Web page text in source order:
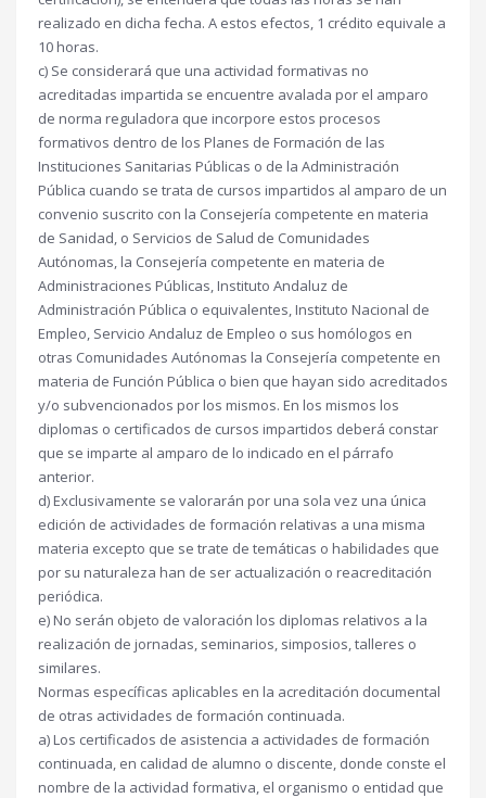
realizado en dicha fecha. A estos efectos, 1 crédito equivale a
10 horas.
c) Se considerará que una actividad formativas no
acreditadas impartida se encuentre avalada por el amparo
de norma reguladora que incorpore estos procesos
formativos dentro de los Planes de Formación de las
Instituciones Sanitarias Públicas o de la Administración
Pública cuando se trata de cursos impartidos al amparo de un
convenio suscrito con la Consejería competente en materia
de Sanidad, o Servicios de Salud de Comunidades
Autónomas, la Consejería competente en materia de
Administraciones Públicas, Instituto Andaluz de
Administración Pública o equivalentes, Instituto Nacional de
Empleo, Servicio Andaluz de Empleo o sus homólogos en
otras Comunidades Autónomas la Consejería competente en
materia de Función Pública o bien que hayan sido acreditados
y/o subvencionados por los mismos. En los mismos los
diplomas o certificados de cursos impartidos deberá constar
que se imparte al amparo de lo indicado en el párrafo
anterior.
d) Exclusivamente se valorarán por una sola vez una única
edición de actividades de formación relativas a una misma
materia excepto que se trate de temáticas o habilidades que
por su naturaleza han de ser actualización o reacreditación
periódica.
e) No serán objeto de valoración los diplomas relativos a la
realización de jornadas, seminarios, simposios, talleres o
similares.
Normas específicas aplicables en la acreditación documental
de otras actividades de formación continuada.
a) Los certificados de asistencia a actividades de formación
continuada, en calidad de alumno o discente, donde conste el
nombre de la actividad formativa, el organismo o entidad que